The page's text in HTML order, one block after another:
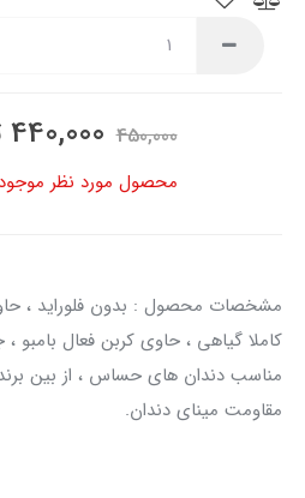
450,000
440,000
محصول مورد نظر
مشخصات محصول : بدون فلوراید ،
کاملا گیاهی ، حاوی کربن فعال بامبو ،
مناسب دندان های حساس ، از بین
مقاومت مینای دندان.